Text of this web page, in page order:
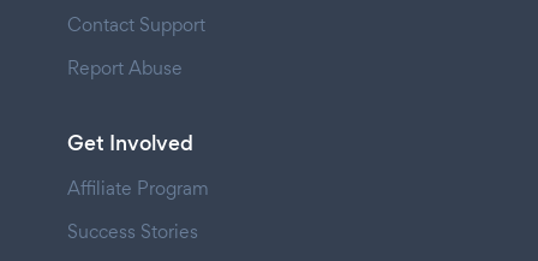
Contact Support
Report Abuse
Get Involved
Affiliate Program
Success Stories